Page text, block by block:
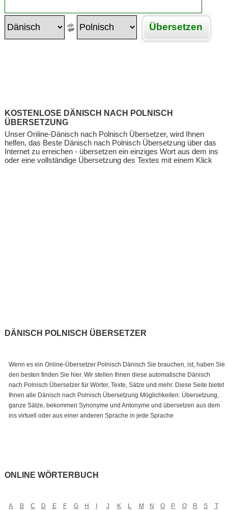
Übersetzen
KOSTENLOSE DÄNISCH NACH POLNISCH
ÜBERSETZUNG
Unser Online-Dänisch nach Polnisch Übersetzer, wird Ihnen
helfen, das Beste Dänisch nach Polnisch Übersetzung über das
Internet zu erreichen - übersetzen ein einziges Wort aus dem ins
oder eine vollständige Übersetzung des Textes mit einem Klick
DÄNISCH POLNISCH ÜBERSETZER
Wenn es ein Online-Übersetzer Polnisch Dänisch Sie brauchen, ist, haben Sie
den besten finden Sie hier. Wir stellen Ihnen diese automatische Dänisch
nach Polnisch Übersetzer für Wörter, Texte, Sätze und mehr. Diese Seite bietet
Ihnen alle Dänisch nach Polnisch Übersetzung Möglichkeiten: Übersetzung,
ganze Sätze, bekommen Synonyme und Antonyme und übersetzen aus dem
ins virtuell oder aus einer anderen Sprache in jede Sprache
ONLINE WÖRTERBUCH
A B C D E F G H J K L M N O P Q R S T